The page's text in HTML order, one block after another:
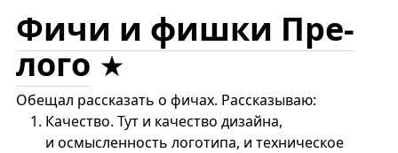
Фичи и фишки Пре-
лого
Обещал рассказать о фичах. Рассказываю:
Качество. Тут и качество дизайна,
и осмысленность логотипа, и техническое